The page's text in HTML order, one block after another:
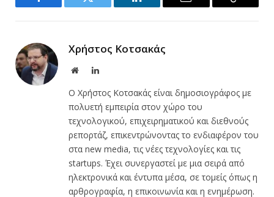
Facebook Twitter LinkedIn Email
Copy
Χρήστος Κοτσακάς
WebsiteLinkedIn
Ο Χρήστος Κοτσακάς είναι δημοσιογράφος με
πολυετή εμπειρία στον χώρο του
τεχνολογικού, επιχειρηματικού και διεθνούς
ρεπορτάζ, επικεντρώνοντας το ενδιαφέρον του
στα new media, τις νέες τεχνολογίες και τις
startups. Έχει συνεργαστεί με μια σειρά από
ηλεκτρονικά και έντυπα μέσα, σε τομείς όπως η
αρθρογραφία, η επικοινωνία και η ενημέρωση.